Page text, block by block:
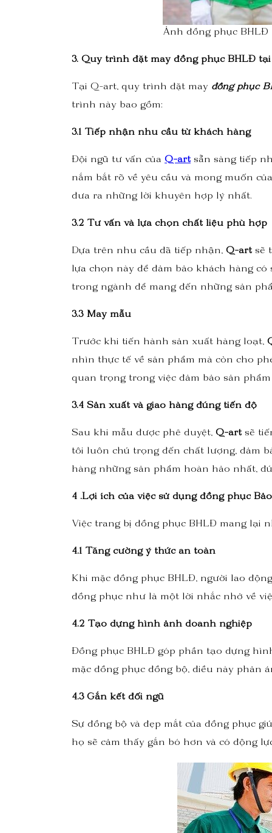
Ảnh đồng phục
3. Quy trình đặt may đồng phục BHLĐ
Tại Q-art, quy trình đặt mayđồng phục
trình này bao gồm:
3.1 Tiếp nhận nhu cầu từ khách hàng
Đội ngũ tư vấn củaQ-artsẵn sàng tiếp
nắm bắt rõ về yêu cầu và mong muốn
đưa ra những lời khuyên hợp lý nhất.
3.2 Tư vấn và lựa chọn chất liệu phù hợp
Dựa trên nhu cầu đã tiếp nhận,Q-art
lựa chọn này để đảm bảo khách hàng
trong ngành để mang đến những sản
3.3 May mẫu
Trước khi tiến hành sản xuất hàng loạt,
nhìn thực tế về sản phẩm mà còn cho
quan trọng trong việc đảm bảo sản
3.4 Sản xuất và giao hàng đúng tiến độ
Sau khi mẫu được phê duyệt,Q-artsẽ
tôi luôn chú trọng đến chất lượng, đảm
hàng những sản phẩm hoàn hảo nhất,
4 .Lợi ích của việc sử dụng đồng phục
Việc trang bị đồng phục BHLĐ mang
4.1Tăng cường ý thức an toàn
Khi mặc đồng phục BHLĐ, người lao
đồng phục như là một lời nhắc nhở về
4.2 Tạo dựng hình ảnh doanh nghiệp
Đồng phục BHLĐ góp phần tạo dựng
mặc đồng phục đồng bộ, điều này
4.3 Gắn kết đối ngũ
Sự đồng bộ và đẹp mắt của đồng phục
họ sẽ cảm thấy gắn bó hơn và có động